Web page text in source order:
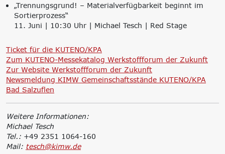
„Trennungsgrund! – Materialverfügbarkeit beginnt im
Sortierprozess“
11. Juni | 10:30 Uhr | Michael Tesch | Red Stage
Ticket für die KUTENO/KPA
Zum KUTENO-Messekatalog Werkstoffforum der Zukunft
Zur Website Werkstoffforum der Zukunft
Newsmeldung KIMW Gemeinschaftsstände KUTENO/KPA
Bad Salzuflen
Weitere Informationen:
Michael Tesch
Tel.: +49 2351 1064-160
Mail: tesch@kimw.de